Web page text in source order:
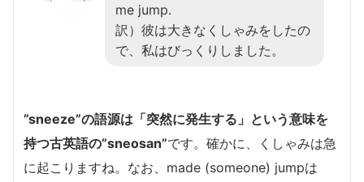
me jump.
訳）彼は大きなくしゃみをしたの
で、私はびっくりしました。
”sneeze”の語源は「突然に発生する」という意味を
持つ古英語の”sneosan”です。確かに、くしゃみは急
に起こりますね。なお、made (someone) jumpは